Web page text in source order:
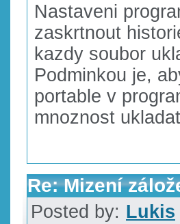
Nastaveni
zaskrtnout
kazdy soubor
Podminkou je,
portable v
mnoznost
Re: Mizení
Posted by: Lukis